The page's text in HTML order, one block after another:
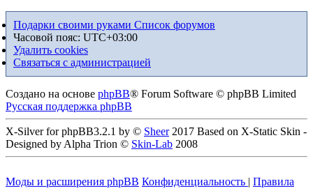
Подарки своими руками Список форумов
Часовой пояс: UTC+03:00
Удалить cookies
Связаться с администрацией
Создано на основе phpBB® Forum Software © phpBB Limited
Русская поддержка phpBB
X-Silver for phpBB3.2.1 by © Sheer2017 Based on X-Static Skin -
Designed by Alpha Trion © Skin-Lab 2008
Моды и расширения phpBB Конфиденциальность | Правила